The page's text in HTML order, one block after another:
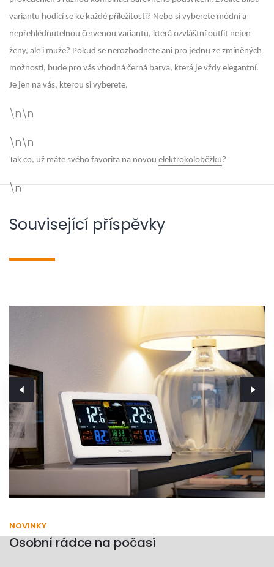
variantu hodící se ke každé příležitosti? Nebo si vyberete módní a
nepřehlédnutelnou červenou variantu, která ozvláštní outfit nejen
ženy, ale i muže? Pokud se nerozhodnete ani pro jednu ze zmíněných
možností, bude pro vás vhodná černá barva, která je vždy elegantní.
Je jen na vás, kterou si vyberete.
\n\n
\n\n
Tak co, už máte svého favorita na novou elektrokoloběžku?
\n
Související příspěvky
NOVINKY
Osobní rádce na počasí